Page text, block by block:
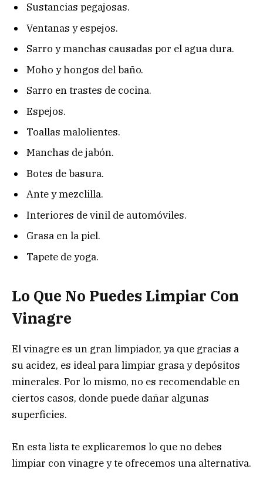
Sustancias pegajosas.
Ventanas y espejos.
Sarro y manchas causadas por el agua dura.
Moho y hongos del baño.
Sarro en trastes de cocina.
Espejos.
Toallas malolientes.
Manchas de jabón.
Botes de basura.
Ante y mezclilla.
Interiores de vinil de automóviles.
Grasa en la piel.
Tapete de yoga.
Lo Que No Puedes Limpiar Con
Vinagre
El vinagre es un gran limpiador, ya que gracias a
su acidez, es ideal para limpiar grasa y depósitos
minerales. Por lo mismo, no es recomendable en
ciertos casos, donde puede dañar algunas
superficies.
En esta lista te explicaremos lo que no debes
limpiar con vinagre y te ofrecemos una alternativa.